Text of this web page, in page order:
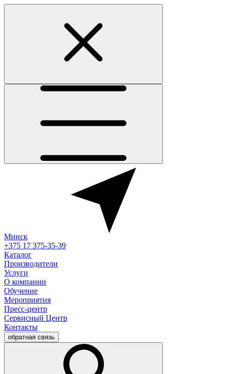
Минск
+375 17 375-35-39
Каталог
Производители
Услуги
О компании
Обучение
Мероприятия
Пресс-центр
Сервисный Центр
Контакты
обратная связь